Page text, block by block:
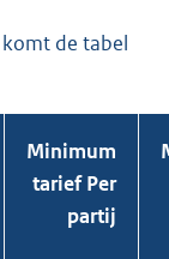
de tabel
Minimum
tarief Per
partij